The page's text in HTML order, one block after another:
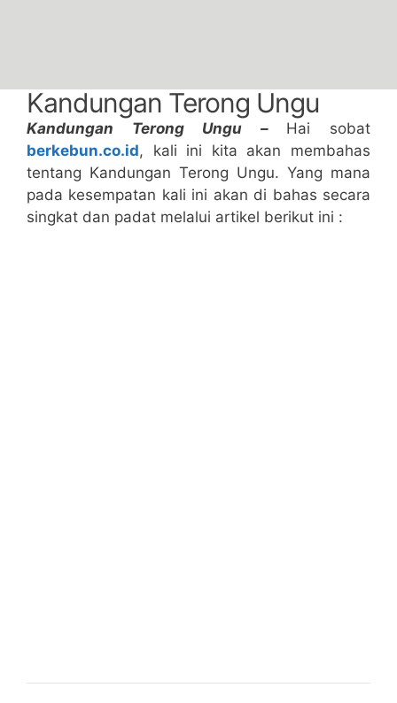
Kandungan Terong Ungu
Kandungan Terong Ungu – Hai sobat
berkebun.co.id, kali ini kita akan membahas
tentang Kandungan Terong Ungu. Yang mana
pada kesempatan kali ini akan di bahas secara
singkat dan padat melalui artikel berikut ini :